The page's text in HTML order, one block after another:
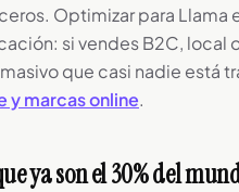
Optimizar para Llama
si vendes B2C, local
que casi nadie está
y marcas online.
ya son el 30% del